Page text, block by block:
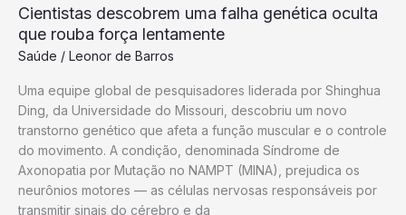
FDA
para
o
teste
humano
parcial
de
rejuvenescimento
Cientistas descobrem uma falha genética oculta
que rouba força lentamente
Saúde / Leonor de Barros
Uma equipe global de pesquisadores liderada por Shinghua
Ding, da Universidade do Missouri, descobriu um novo
transtorno genético que afeta a função muscular e o controle
do movimento. A condição, denominada Síndrome de
Axonopatia por Mutação no NAMPT (MINA), prejudica os
neurônios motores — as células nervosas responsáveis por
transmitir sinais do cérebro e da